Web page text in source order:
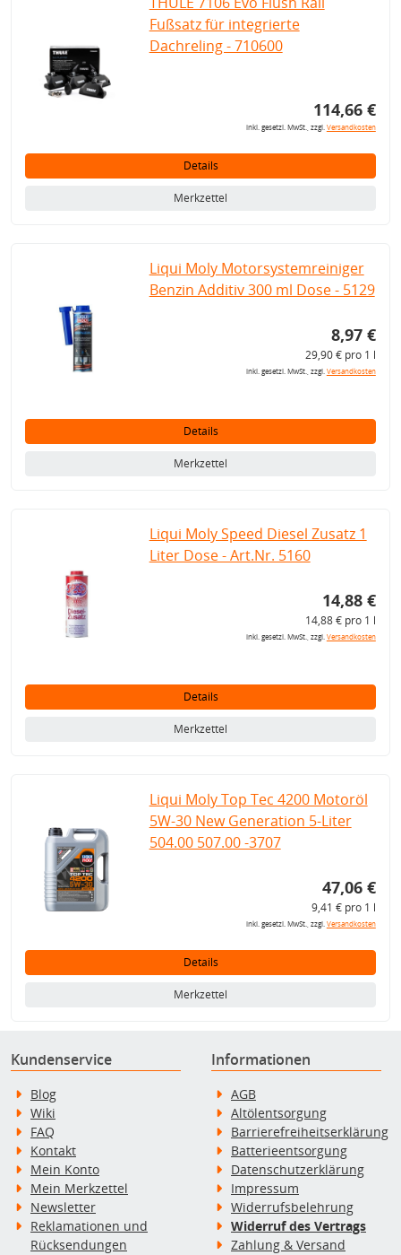
Fußsatz für integrierte
Dachreling - 710600
114,66 €
inkl. gesetzl. MwSt., zzgl.Versandkosten
Details
Merkzettel
Liqui Moly Motorsystemreiniger
Benzin Additiv 300 ml Dose - 5129
8,97 €
29,90 € pro 1 l
inkl. gesetzl. MwSt., zzgl.Versandkosten
Details
Merkzettel
Liqui Moly Speed Diesel Zusatz 1
Liter Dose - Art.Nr. 5160
14,88 €
14,88 € pro 1 l
inkl. gesetzl. MwSt., zzgl.Versandkosten
Details
Merkzettel
Liqui Moly Top Tec 4200 Motoröl
5W-30 New Generation 5-Liter
504.00 507.00 -3707
47,06 €
9,41 € pro 1 l
inkl. gesetzl. MwSt., zzgl.Versandkosten
Details
Merkzettel
Kundenservice
Blog
Wiki
FAQ
Kontakt
Mein Konto
Mein Merkzettel
Newsletter
Reklamationen und
Rücksendungen
Informationen
AGB
Altölentsorgung
Barrierefreiheitserklärung
Batterieentsorgung
Datenschutzerklärung
Impressum
Widerrufsbelehrung
Widerruf des Vertrags
Zahlung & Versand